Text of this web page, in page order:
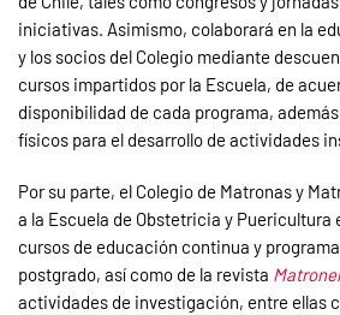
iniciativas. Asimismo, colaborará en la
y los socios del Colegio mediante
cursos impartidos por la Escuela, de
disponibilidad de cada programa,
físicos para el desarrollo de actividades
Por su parte, el Colegio de Matronas y
a la Escuela de Obstetricia y Puericultura
cursos de educación continua y
postgrado, así como de la revista
actividades de investigación, entre ellas